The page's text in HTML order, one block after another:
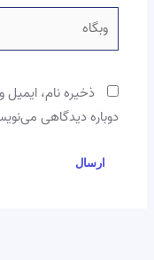
وبگاه
ذخیره نام،
دوباره دیدگاهی